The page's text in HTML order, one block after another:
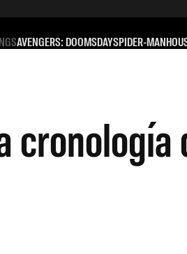
AVENGERS: DOOMSDAYSPIDER-MAN